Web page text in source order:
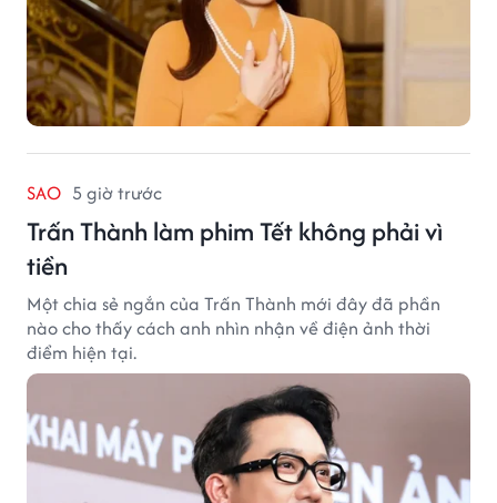
SAO 5 giờ trước
Trấn Thành làm phim Tết không phải vì
tiền
Một chia sẻ ngắn của Trấn Thành mới đây đã phần
nào cho thấy cách anh nhìn nhận về điện ảnh thời
điểm hiện tại.